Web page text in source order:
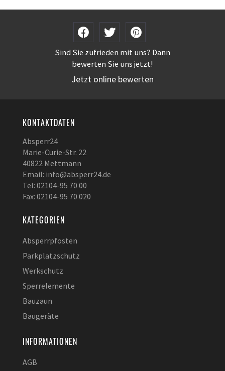
Sind Sie zufrieden mit uns? Dann
bewerten Sie uns jetzt!
Jetzt online bewerten
KONTAKTDATEN
Absperr24
Marie-Curie-Str. 22
40822 Mettmann
Email: info@absperr24.de
Tel: 02104-95 70 00
Fax: 02104-95 70 020
KATEGORIEN
Absperrpfosten
Parkplatzschutz
Werkschutz
Sperrelemente
Bauzaun
Baugeräte
INFORMATIONEN
AGB